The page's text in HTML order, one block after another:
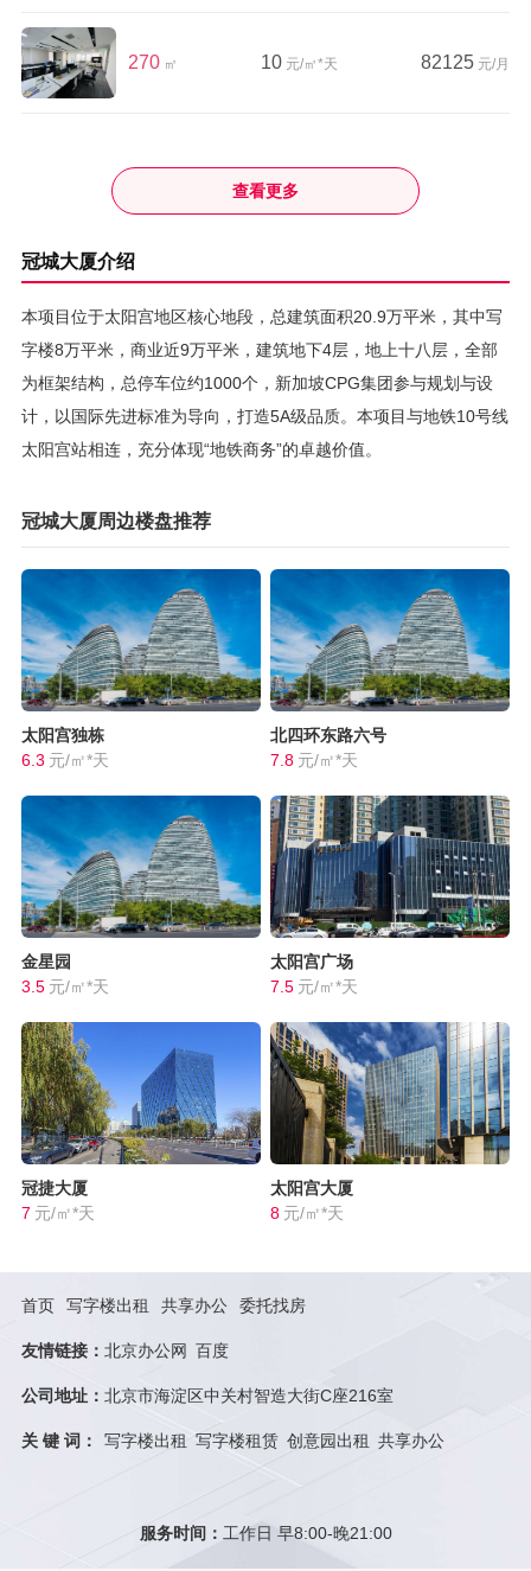
270 ㎡ 10 元/㎡*天 82125 元/月
查看更多
冠城大厦介绍
本项目位于太阳宫地区核心地段，总建筑面积20.9万平米，其中写
字楼8万平米，商业近9万平米，建筑地下4层，地上十八层，全部
为框架结构，总停车位约1000个，新加坡CPG集团参与规划与设
计，以国际先进标准为导向，打造5A级品质。本项目与地铁10号线
太阳宫站相连，充分体现“地铁商务”的卓越价值。
冠城大厦周边楼盘推荐
太阳宫独栋
6.3 元/㎡*天
北四环东路六号
7.8 元/㎡*天
金星园
3.5 元/㎡*天
太阳宫广场
7.5 元/㎡*天
冠捷大厦
7 元/㎡*天
太阳宫大厦
8 元/㎡*天
首页 写字楼出租 共享办公 委托找房
友情链接： 北京办公网 百度
公司地址： 北京市海淀区中关村智造大街C座216室
关 键 词： 写字楼出租 写字楼租赁 创意园出租 共享办公
服务时间： 工作日 早8:00-晚21:00